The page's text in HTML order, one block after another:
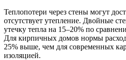
Теплопотери через стены могут
отсутствует утепление. Двойные
утечку тепла на 15–20% по
Для кирпичных домов нормы
25% выше, чем для современных
изоляцией.